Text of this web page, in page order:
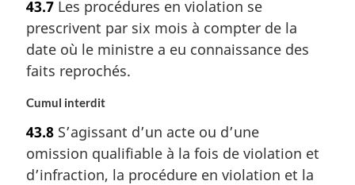
43.7 Les procédures en violation se
prescrivent par six mois à compter de la
date où le ministre a eu connaissance des
faits reprochés.
Cumul interdit
43.8 S’agissant d’un acte ou d’une
omission qualifiable à la fois de violation et
d’infraction, la procédure en violation et la